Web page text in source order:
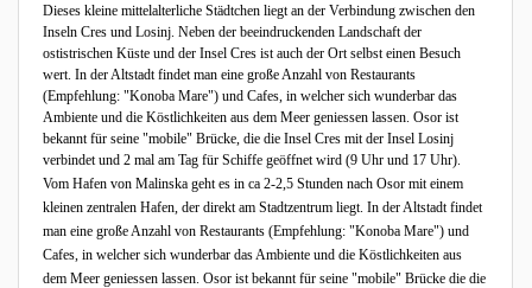
Dieses kleine mittelalterliche Städtchen liegt an der Verbindung zwischen den
Inseln Cres und Losinj. Neben der beeindruckenden Landschaft der
ostistrischen Küste und der Insel Cres ist auch der Ort selbst einen Besuch
wert. In der Altstadt findet man eine große Anzahl von Restaurants
(Empfehlung: "Konoba Mare") und Cafes, in welcher sich wunderbar das
Ambiente und die Köstlichkeiten aus dem Meer geniessen lassen. Osor ist
bekannt für seine "mobile" Brücke, die die Insel Cres mit der Insel Losinj
verbindet und 2 mal am Tag für Schiffe geöffnet wird (9 Uhr und 17 Uhr).
Vom Hafen von Malinska geht es in ca 2-2,5 Stunden nach Osor mit einem
kleinen zentralen Hafen, der direkt am Stadtzentrum liegt. In der Altstadt findet
man eine große Anzahl von Restaurants (Empfehlung: "Konoba Mare") und
Cafes, in welcher sich wunderbar das Ambiente und die Köstlichkeiten aus
dem Meer geniessen lassen. Osor ist bekannt für seine "mobile" Brücke die die